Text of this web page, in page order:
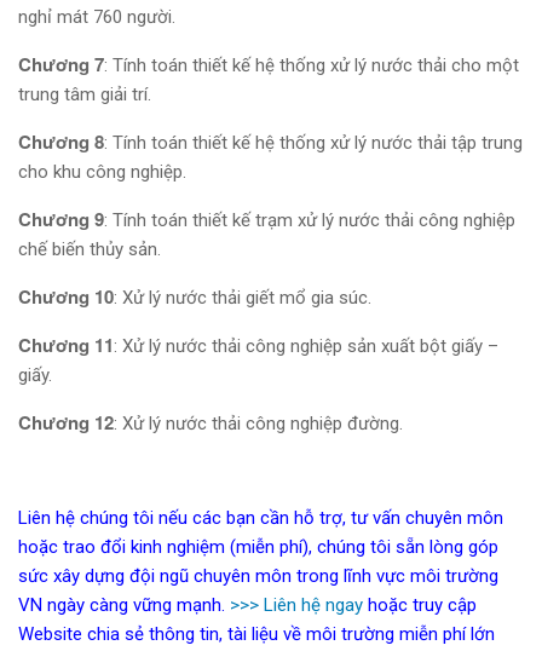
nghỉ mát 760 người.
Chương 7: Tính toán thiết kế hệ thống xử lý nước thải cho một
trung tâm giải trí.
Chương 8: Tính toán thiết kế hệ thống xử lý nước thải tập trung
cho khu công nghiệp.
Chương 9: Tính toán thiết kế trạm xử lý nước thải công nghiệp
chế biến thủy sản.
Chương 10: Xử lý nước thải giết mổ gia súc.
Chương 11: Xử lý nước thải công nghiệp sản xuất bột giấy –
giấy.
Chương 12: Xử lý nước thải công nghiệp đường.
Liên hệ chúng tôi nếu các bạn cần hỗ trợ, tư vấn chuyên môn
hoặc trao đổi kinh nghiệm (miễn phí), chúng tôi sẵn lòng góp
sức xây dựng đội ngũ chuyên môn trong lĩnh vực môi trường
VN ngày càng vững mạnh. >>> Liên hệ ngay hoặc truy cập
Website chia sẻ thông tin, tài liệu về môi trường miễn phí lớn